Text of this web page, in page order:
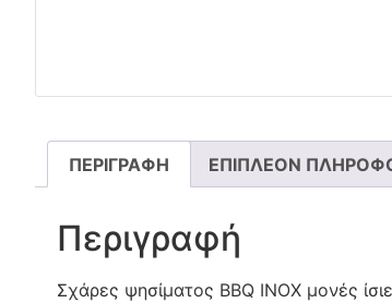
ΠΕΡΙΓΡΑΦΉ ΕΠΙΠΛΈΟΝ
Περιγραφή
Σχάρες ψησίματος BBQ INOX μονές